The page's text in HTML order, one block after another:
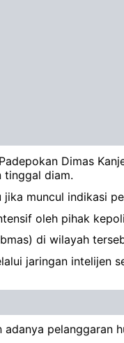
Dimas
tinggal diam.
muncul indikasi
oleh pihak
di wilayah
jaringan intelijen
pelanggaran